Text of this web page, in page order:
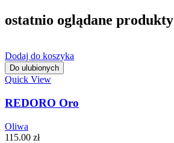
ostatnio oglądane produkty
Dodaj do koszyka
Do ulubionych
Quick View
REDORO Oro
Oliwa
115.00 zł